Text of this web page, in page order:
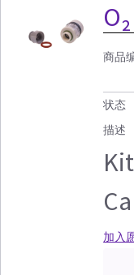
商品
状态
描述
加入